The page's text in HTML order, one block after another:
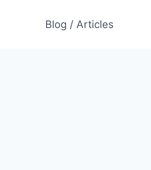
Blog / Articles